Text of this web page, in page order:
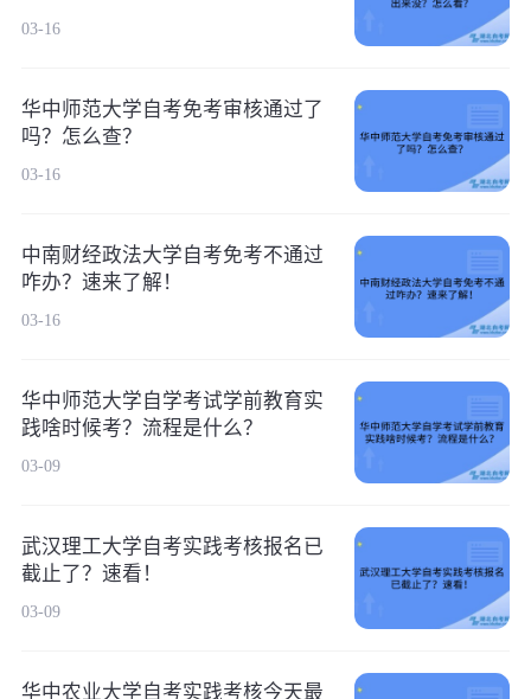
03-16
华中师范大学自考免考审核通过了
吗？怎么查？
03-16
中南财经政法大学自考免考不通过
咋办？速来了解！
03-16
华中师范大学自学考试学前教育实
践啥时候考？流程是什么？
03-09
武汉理工大学自考实践考核报名已
截止了？速看！
03-09
华中农业大学自考实践考核今天最